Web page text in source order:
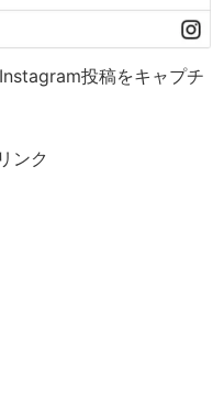
投稿をキャプチ
ンク